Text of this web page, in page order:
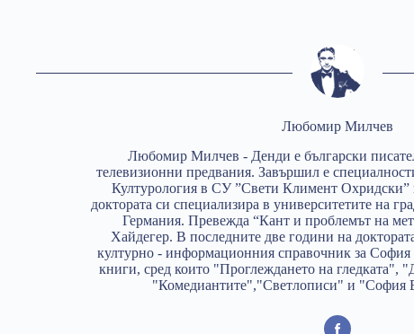
Любомир Милчев
Любомир Милчев - Денди е български
телевизионни предвания. Завършил е
Културология в СУ ”Свети Климент Охридски”
доктората си специализира в университетите на
Германия. Превежда “Кант и проблемът на
Хайдегер. В последните две години на
културно - информационния справочник за София
книги, сред които "Проглеждането на гледката",
"Комедиантите","Светлописи" и "София